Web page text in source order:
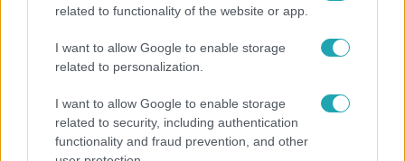
related to functionality of the website or app.
I want to allow Google to enable storage
related to personalization.
I want to allow Google to enable storage
related to security, including authentication
functionality and fraud prevention, and other
megvan a család első diplomása